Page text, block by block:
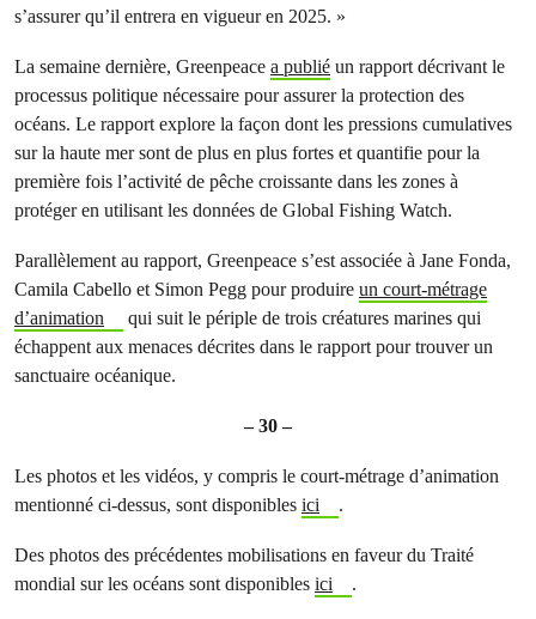
s’assurer qu’il entrera en vigueur en 2025. »
La semaine dernière, Greenpeace a publié un rapport décrivant le
processus politique nécessaire pour assurer la protection des
océans. Le rapport explore la façon dont les pressions cumulatives
sur la haute mer sont de plus en plus fortes et quantifie pour la
première fois l’activité de pêche croissante dans les zones à
protéger en utilisant les données de Global Fishing Watch.
Parallèlement au rapport, Greenpeace s’est associée à Jane Fonda,
Camila Cabello et Simon Pegg pour produire un court-métrage
d’animation
qui suit le périple de trois créatures marines qui
échappent aux menaces décrites dans le rapport pour trouver un
sanctuaire océanique.
– 30 –
Les photos et les vidéos, y compris le court-métrage d’animation
mentionné ci-dessus, sont disponibles ici .
Des photos des précédentes mobilisations en faveur du Traité
mondial sur les océans sont disponibles ici .